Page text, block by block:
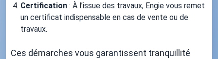
Certification : À l’issue des travaux, Engie vous remet
un certificat indispensable en cas de vente ou de
travaux.
Ces démarches vous garantissent tranquillité